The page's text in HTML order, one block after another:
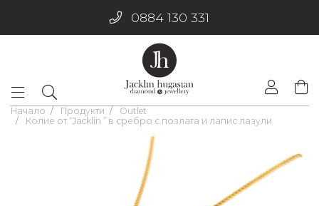
0884 130 331
Начало Продукти
Outlet
Колие от “Jacklin ” в сребро с позлата и лапис лазули